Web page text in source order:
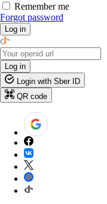
Remember me
Forgot password
Log in
Log in
Login with Sber ID
QR code